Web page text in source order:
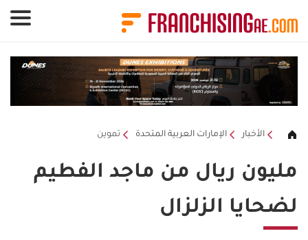
الأخبار الإمارات العربية المتحدة تموين
مليون ريال من ماجد الفطيم
لضحايا الزلزال
لوحة إدارة ملفات تعريف الارتباط